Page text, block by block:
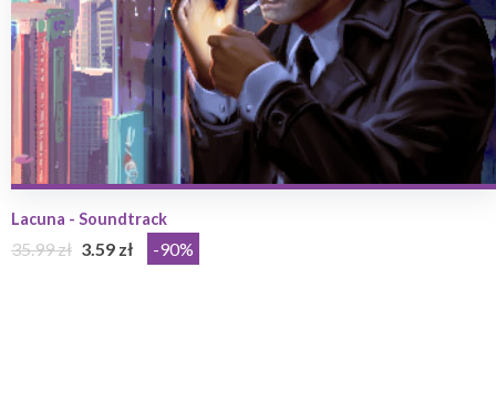
Lacuna - Soundtrack
35.99 zł 3.59 zł -90%